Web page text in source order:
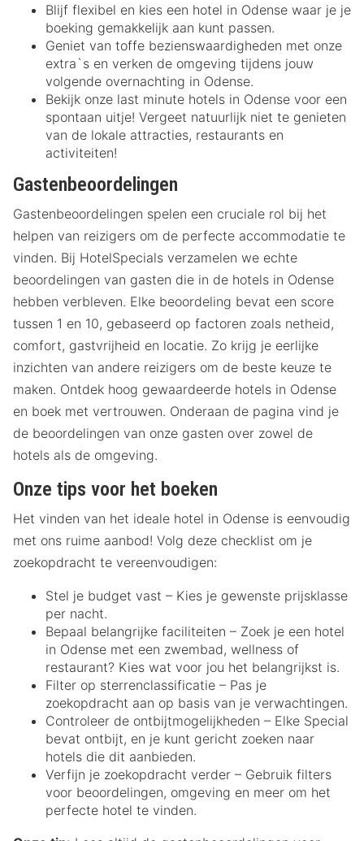
Blijf flexibel en kies een hotel in Odense waar je je
boeking gemakkelijk aan kunt passen.
Geniet van toffe bezienswaardigheden met onze
extra`s en verken de omgeving tijdens jouw
volgende overnachting in Odense.
Bekijk onze last minute hotels in Odense voor een
spontaan uitje! Vergeet natuurlijk niet te genieten
van de lokale attracties, restaurants en
activiteiten!
Gastenbeoordelingen
Gastenbeoordelingen spelen een cruciale rol bij het
helpen van reizigers om de perfecte accommodatie te
vinden. Bij HotelSpecials verzamelen we echte
beoordelingen van gasten die in de hotels in Odense
hebben verbleven. Elke beoordeling bevat een score
tussen 1 en 10, gebaseerd op factoren zoals netheid,
comfort, gastvrijheid en locatie. Zo krijg je eerlijke
inzichten van andere reizigers om de beste keuze te
maken. Ontdek hoog gewaardeerde hotels in Odense
en boek met vertrouwen. Onderaan de pagina vind je
de beoordelingen van onze gasten over zowel de
hotels als de omgeving.
Onze tips voor het boeken
Het vinden van het ideale hotel in Odense is eenvoudig
met ons ruime aanbod! Volg deze checklist om je
zoekopdracht te vereenvoudigen:
Stel je budget vast – Kies je gewenste prijsklasse
per nacht.
Bepaal belangrijke faciliteiten – Zoek je een hotel
in Odense met een zwembad, wellness of
restaurant? Kies wat voor jou het belangrijkst is.
Filter op sterrenclassificatie – Pas je
zoekopdracht aan op basis van je verwachtingen.
Controleer de ontbijtmogelijkheden – Elke Special
bevat ontbijt, en je kunt gericht zoeken naar
hotels die dit aanbieden.
Verfijn je zoekopdracht verder – Gebruik filters
voor beoordelingen, omgeving en meer om het
perfecte hotel te vinden.